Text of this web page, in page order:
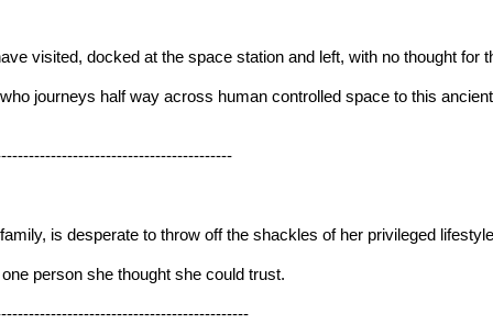
visited, docked at the space station and left, with no thought for
journeys half way across human controlled space to this
is desperate to throw off the shackles of her privileged
person she thought she could trust.